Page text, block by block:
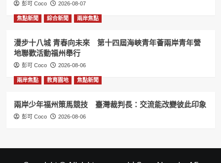
彭可 Coco 2026-08-07
焦點新聞 綜合新聞 兩岸焦點
漫步十八城 青春向未來 第十四屆海峽青年薈兩岸青年營
地聯歡活動福州舉行
彭可 Coco 2026-08-06
兩岸焦點 教育園地 焦點新聞
兩岸少年福州策馬競技 臺灣裁判長：交流能改變彼此印象
彭可 Coco 2026-08-06